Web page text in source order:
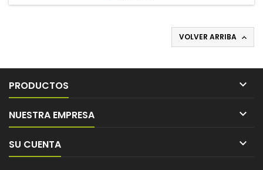
VOLVER ARRIBA 
PRODUCTOS 
NUESTRA EMPRESA 
SU CUENTA 